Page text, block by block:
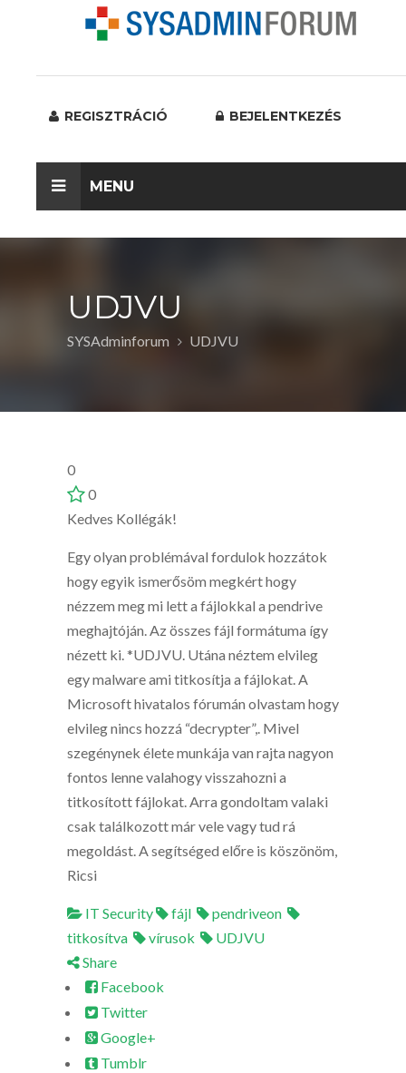
REGISZTRÁCIÓ BEJELENTKEZÉS
MENU
UDJVU
SYSAdminforum UDJVU
0
0
Kedves Kollégák!
Egy olyan problémával fordulok hozzátok
hogy egyik ismerősöm megkért hogy
nézzem meg mi lett a fájlokkal a pendrive
meghajtóján. Az összes fájl formátuma így
nézett ki. *UDJVU. Utána néztem elvileg
egy malware ami titkosítja a fájlokat. A
Microsoft hivatalos fórumán olvastam hogy
elvileg nincs hozzá “decrypter”,. Mivel
szegénynek élete munkája van rajta nagyon
fontos lenne valahogy visszahozni a
titkosított fájlokat. Arra gondoltam valaki
csak találkozott már vele vagy tud rá
megoldást. A segítséged előre is köszönöm,
Ricsi
IT Security fájl
pendriveon
titkosítva
vírusok
UDJVU
Share
Facebook
Twitter
Google+
Tumblr